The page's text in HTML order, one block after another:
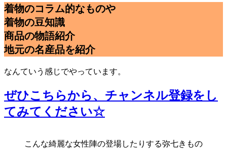
着物のコラム的なものや
着物の豆知識
商品の物語紹介
地元の名産品を紹介
なんていう感じでやっています。
ぜひこちらから、チャンネル登録をし
てみてください☆
こんな綺麗な女性陣の登場したりする弥七きもの